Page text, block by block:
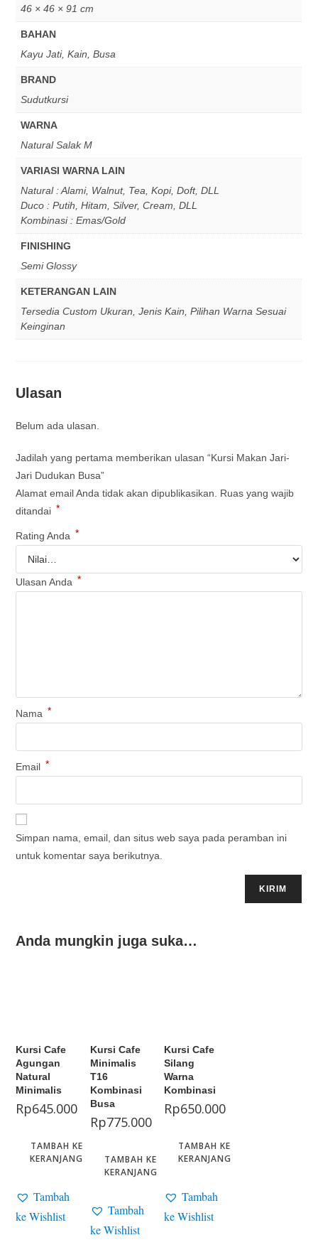
46 × 46 × 91 cm
BAHAN
Kayu Jati, Kain, Busa
BRAND
Sudutkursi
WARNA
Natural Salak M
VARIASI WARNA LAIN
Natural : Alami, Walnut, Tea, Kopi, Doft, DLL
Duco : Putih, Hitam, Silver, Cream, DLL
Kombinasi : Emas/Gold
FINISHING
Semi Glossy
KETERANGAN LAIN
Tersedia Custom Ukuran, Jenis Kain, Pilihan Warna Sesuai
Keinginan
Ulasan
Belum ada ulasan.
Jadilah yang pertama memberikan ulasan “Kursi Makan Jari-
Jari Dudukan Busa”
Alamat email Anda tidak akan dipublikasikan.
Ruas yang wajib
ditandai *
Rating Anda *
Ulasan Anda *
Nama *
Email *
Simpan nama, email, dan situs web saya pada peramban ini
untuk komentar saya berikutnya.
Anda mungkin juga suka…
Kursi Cafe
Agungan
Natural
Minimalis
Rp645.000
TAMBAH KE
KERANJANG
Tambah
ke Wishlist
Kursi Cafe
Minimalis
T16
Kombinasi
Busa
Rp775.000
TAMBAH KE
KERANJANG
Tambah
ke Wishlist
Kursi Cafe
Silang
Warna
Kombinasi
Rp650.000
TAMBAH KE
KERANJANG
Tambah
ke Wishlist